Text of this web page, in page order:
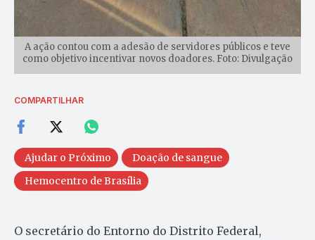
A ação contou com a adesão de servidores públicos e teve
como objetivo incentivar novos doadores. Foto: Divulgação
COMPARTILHAR
Ajudar o Próximo
Doação de sangue
Hemocentro de Brasília
O secretário do Entorno do Distrito Federal,